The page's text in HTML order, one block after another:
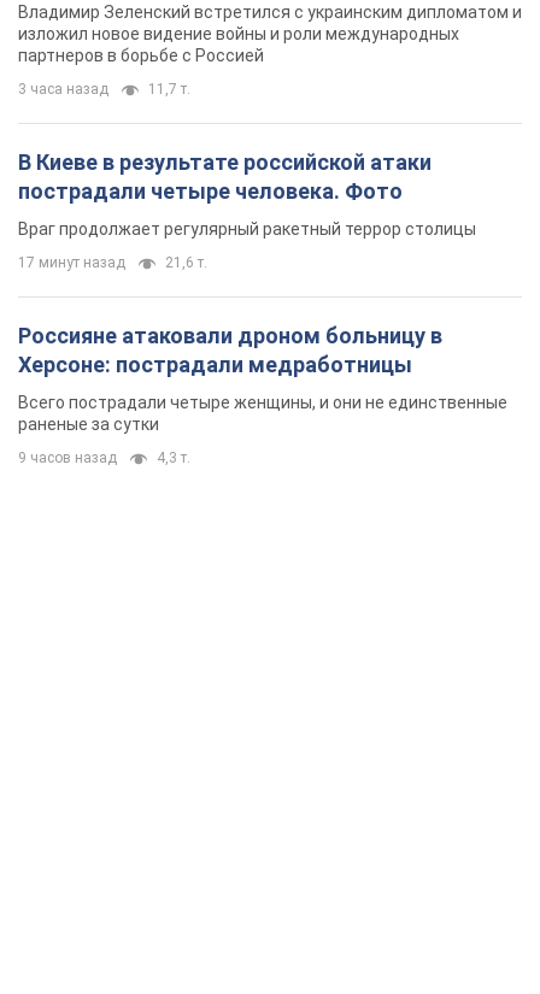
Владимир Зеленский встретился с украинским дипломатом и
изложил новое видение войны и роли международных
партнеров в борьбе с Россией
3 часа назад 11,7 т.
В Киеве в результате российской атаки
пострадали четыре человека. Фото
Враг продолжает регулярный ракетный террор столицы
17 минут назад 21,6 т.
Россияне атаковали дроном больницу в
Херсоне: пострадали медработницы
Всего пострадали четыре женщины, и они не единственные
раненые за сутки
9 часов назад 4,3 т.